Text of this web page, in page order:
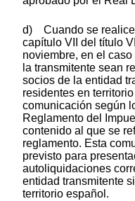
d) Cuando se
capítulo VII del título
noviembre, en el
la transmitente sean
socios de la entidad
residentes en
comunicación según
Reglamento del
contenido al que se
reglamento. Esta
previsto para
autoliquidaciones
entidad transmitente
territorio español.